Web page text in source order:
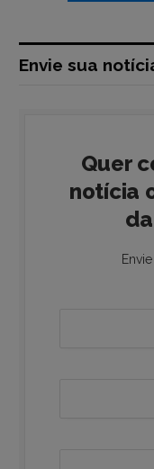
Envie sua
Quer
notícia